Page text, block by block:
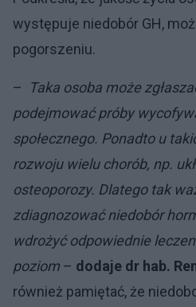
występuje niedobór GH,
pogorszeniu.
–
Taka osoba może
podejmować próby
społecznego. Ponadto u
rozwoju wielu chorób, np.
osteoporozy. Dlatego tak
zdiagnozować niedobór
wdrożyć odpowiednie
poziom – dodaje dr hab.
również pamiętać, że